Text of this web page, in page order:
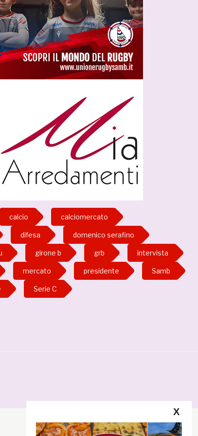
calcio calciomercato
difesa domenico serafino
girone b grb intervista
mercato presidente Samb
Serie C
X